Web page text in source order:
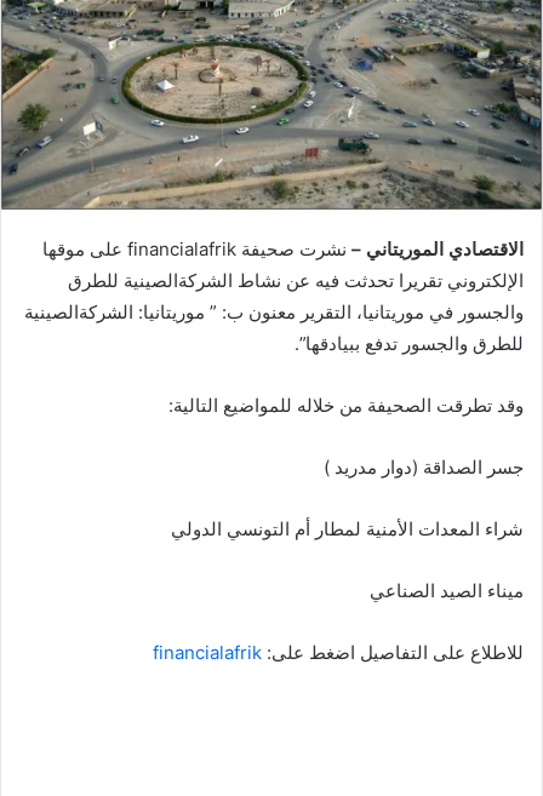
الاقتصادي الموريتاني –
نشرت صحيفة financialafrik على موقها
الإلكتروني تقريرا تحدثت فيه عن نشاط الشركةالصينية للطرق
والجسور في موريتانيا، التقرير معنون ب: ” موريتانيا: الشركةالصينية
للطرق والجسور تدفع ببيادقها”.
وقد تطرقت الصحيفة من خلاله للمواضيع التالية:
جسر الصداقة (دوار مدريد )
شراء المعدات الأمنية لمطار أم التونسي الدولي
ميناء الصيد الصناعي
للاطلاع على التفاصيل اضغط على: financialafrik